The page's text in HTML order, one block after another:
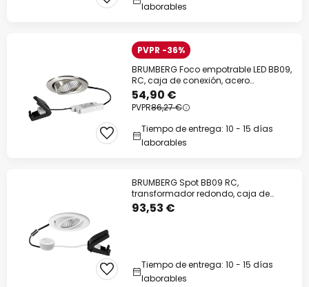
laborables
PVPR -36%
BRUMBERG Foco empotrable LED BB09,
RC, caja de conexión, acero
inoxidable
54,90 €
PVPR86,27 €
Tiempo de entrega: 10 - 15 días
laborables
BRUMBERG Spot BB09 RC,
transformador redondo, caja de
conexiones, blanco
93,53 €
Tiempo de entrega: 10 - 15 días
laborables